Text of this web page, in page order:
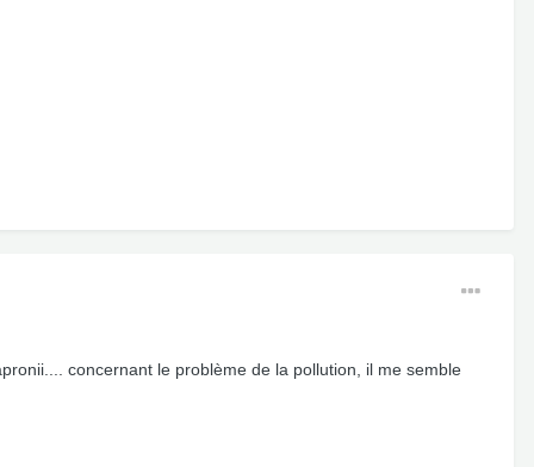
concernant le problème de la pollution, il me semble